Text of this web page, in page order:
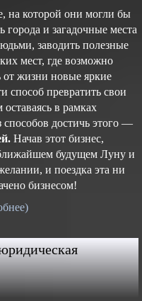
на которой они могли бы
города и загадочные места
заводить полезные
мест, где возможно
жизни новые яркие
способ превратить свои
в рамках
достичь этого —
Начав этот бизнес,
будущем Луну и
и поездка эта ни
бизнесом!